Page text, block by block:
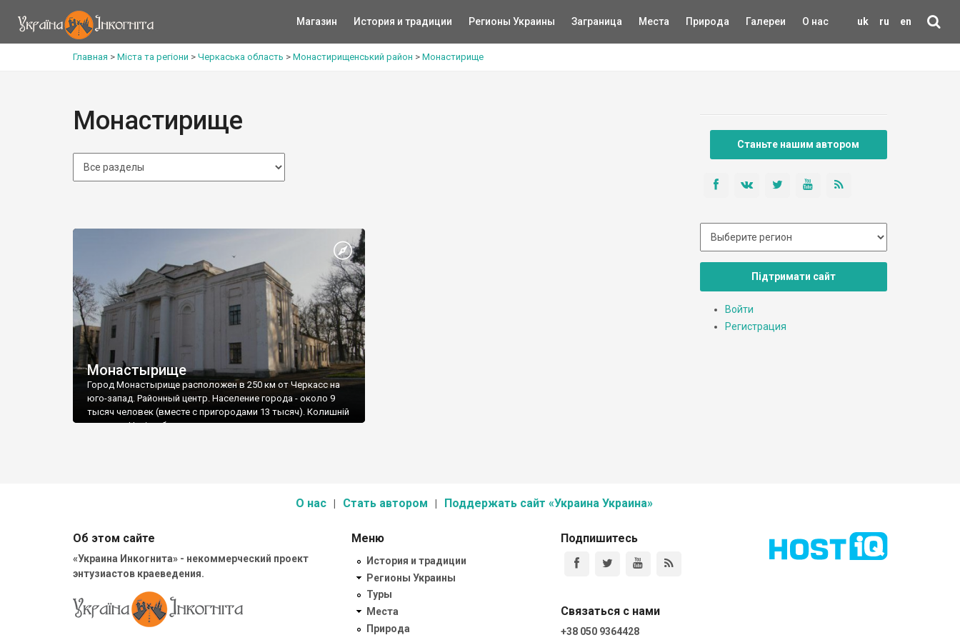
uk ru en
Магазин История и традиции Регионы Украины Заграница Места Природа Галереи О нас
Главная > Міста та регіони > Черкаська область > Монастирищенський район > Монастирище
Монастирище
Монастырище
Город Монастырище расположен в 250 км от Черкасс на
юго-запад. Районный центр. Население города - около 9
тысяч человек (вместе с пригородами 13 тысяч). Колишній
костьол. Нині це будинок культури
Станьте нашим автором
Підтримати сайт
Войти
Регистрация
О нас Стать автором Поддержать сайт «Украина Украина»
Об этом сайте
«Украина Инкогнита» - некоммерческий проект
энтузиастов краеведения.
Меню
История и традиции
Регионы Украины
Туры
Места
Природа
Подпишитесь
Связаться с нами
+38 050 9364428